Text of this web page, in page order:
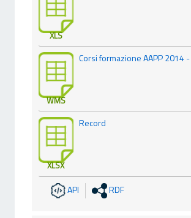
XLS
WMS
Corsi formazione AAPP 2014
XLSX
Record
API RDF